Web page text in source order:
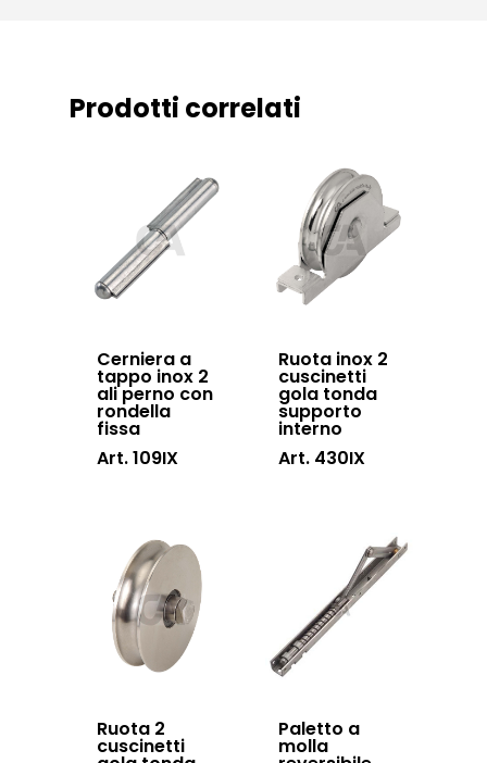
Prodotti correlati
Cerniera a
tappo inox 2
ali perno con
rondella
fissa
Art. 109IX
Ruota inox 2
cuscinetti
gola tonda
supporto
interno
Art. 430IX
Ruota 2
cuscinetti
Paletto a
molla